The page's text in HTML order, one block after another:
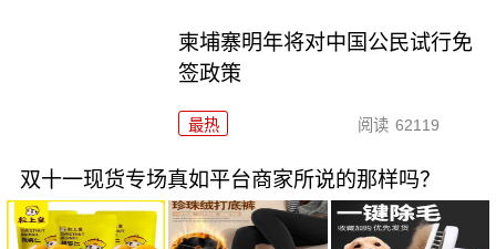
柬埔寨明年将对中国公民试行免
签政策
最热 阅读 62119
双十一现货专场真如平台商家所说的那样吗？